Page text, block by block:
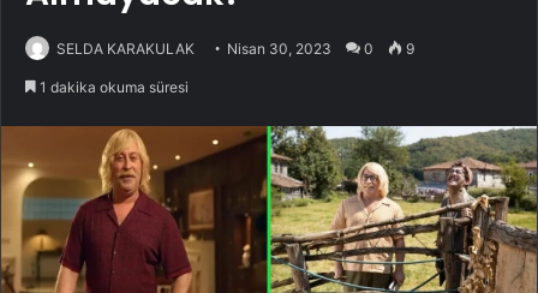
SELDA KARAKULAK Nisan 30, 2023 0 9
1 dakika okuma süresi